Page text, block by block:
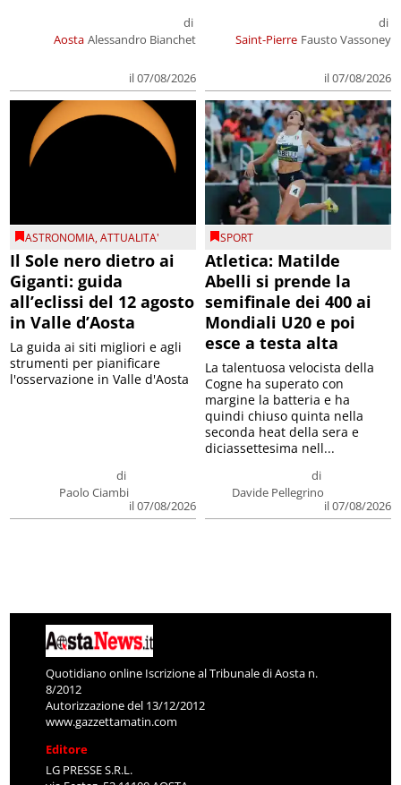
Aosta
di
Alessandro Bianchet
il 07/08/2026
Saint-Pierre
di
Fausto Vassoney
il 07/08/2026
ASTRONOMIA,ATTUALITA'
Il Sole nero dietro ai
Giganti: guida
all’eclissi del 12 agosto
in Valle d’Aosta
di
Paolo Ciambi
il 07/08/2026
La guida ai siti migliori e agli
strumenti per pianificare
l'osservazione in Valle d'Aosta
SPORT
Atletica: Matilde
Abelli si prende la
semifinale dei 400 ai
Mondiali U20 e poi
esce a testa alta
di
Davide Pellegrino
il 07/08/2026
La talentuosa velocista della
Cogne ha superato con
margine la batteria e ha
quindi chiuso quinta nella
seconda heat della sera e
diciassettesima nell...
Quotidiano online Iscrizione al Tribunale di Aosta n.
8/2012
Autorizzazione del 13/12/2012
www.gazzettamatin.com
Editore
LG PRESSE S.R.L.